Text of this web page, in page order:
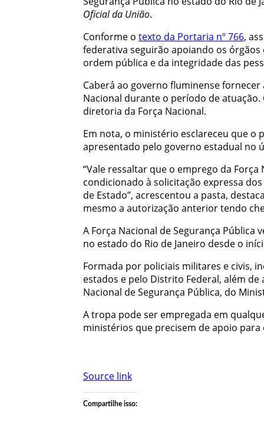
Oficial da União.
Conforme o texto da Portaria nº 766,
federativa seguirão apoiando os
ordem pública e da integridade das
Caberá ao governo fluminense
Nacional durante o período de
diretoria da Força Nacional.
Em nota, o ministério esclareceu que o
apresentado pelo governo estadual no
“Vale ressaltar que o emprego da
condicionado à solicitação expressa
de Estado”, acrescentou a pasta,
mesmo a autorização anterior tendo
A Força Nacional de Segurança Pública
no estado do Rio de Janeiro desde o
Formada por policiais militares e civis,
estados e pelo Distrito Federal, além
Nacional de Segurança Pública, do
A tropa pode ser empregada em
ministérios que precisem de apoio para
Source link
Compartilhe isso: